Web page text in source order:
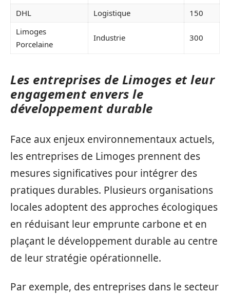
DHL
Logistique
150
Limoges
Porcelaine
Industrie 300
Les entreprises de Limoges et leur
engagement envers le
développement durable
Face aux enjeux environnementaux actuels,
les entreprises de Limoges prennent des
mesures significatives pour intégrer des
pratiques durables. Plusieurs organisations
locales adoptent des approches écologiques
en réduisant leur emprunte carbone et en
plaçant le développement durable au centre
de leur stratégie opérationnelle.
Par exemple, des entreprises dans le secteur